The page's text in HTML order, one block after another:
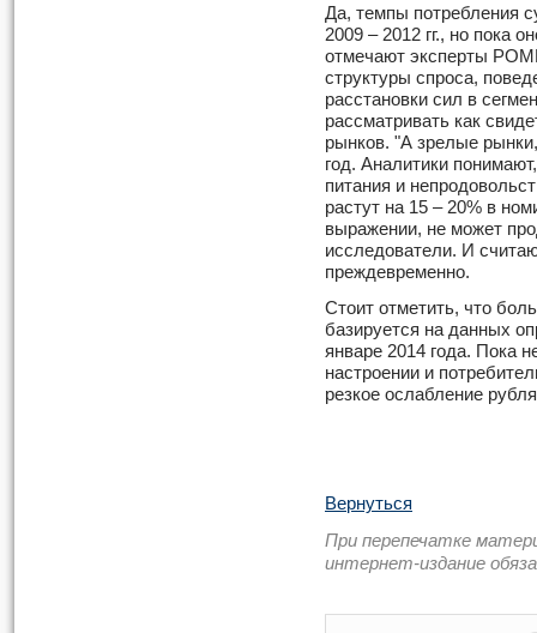
Да, темпы потребления
2009 – 2012 гг., но пока
отмечают эксперты
структуры спроса,
расстановки сил в
рассматривать как
рынков. "А зрелые
год. Аналитики
питания и
растут на 15 – 20% в
выражении, не может
исследователи. И
преждевременно.
Стоит отметить, что
базируется на данных
январе 2014 года. Пока
настроении и
резкое ослабление
Вернуться
При перепечатке
интернет-издание